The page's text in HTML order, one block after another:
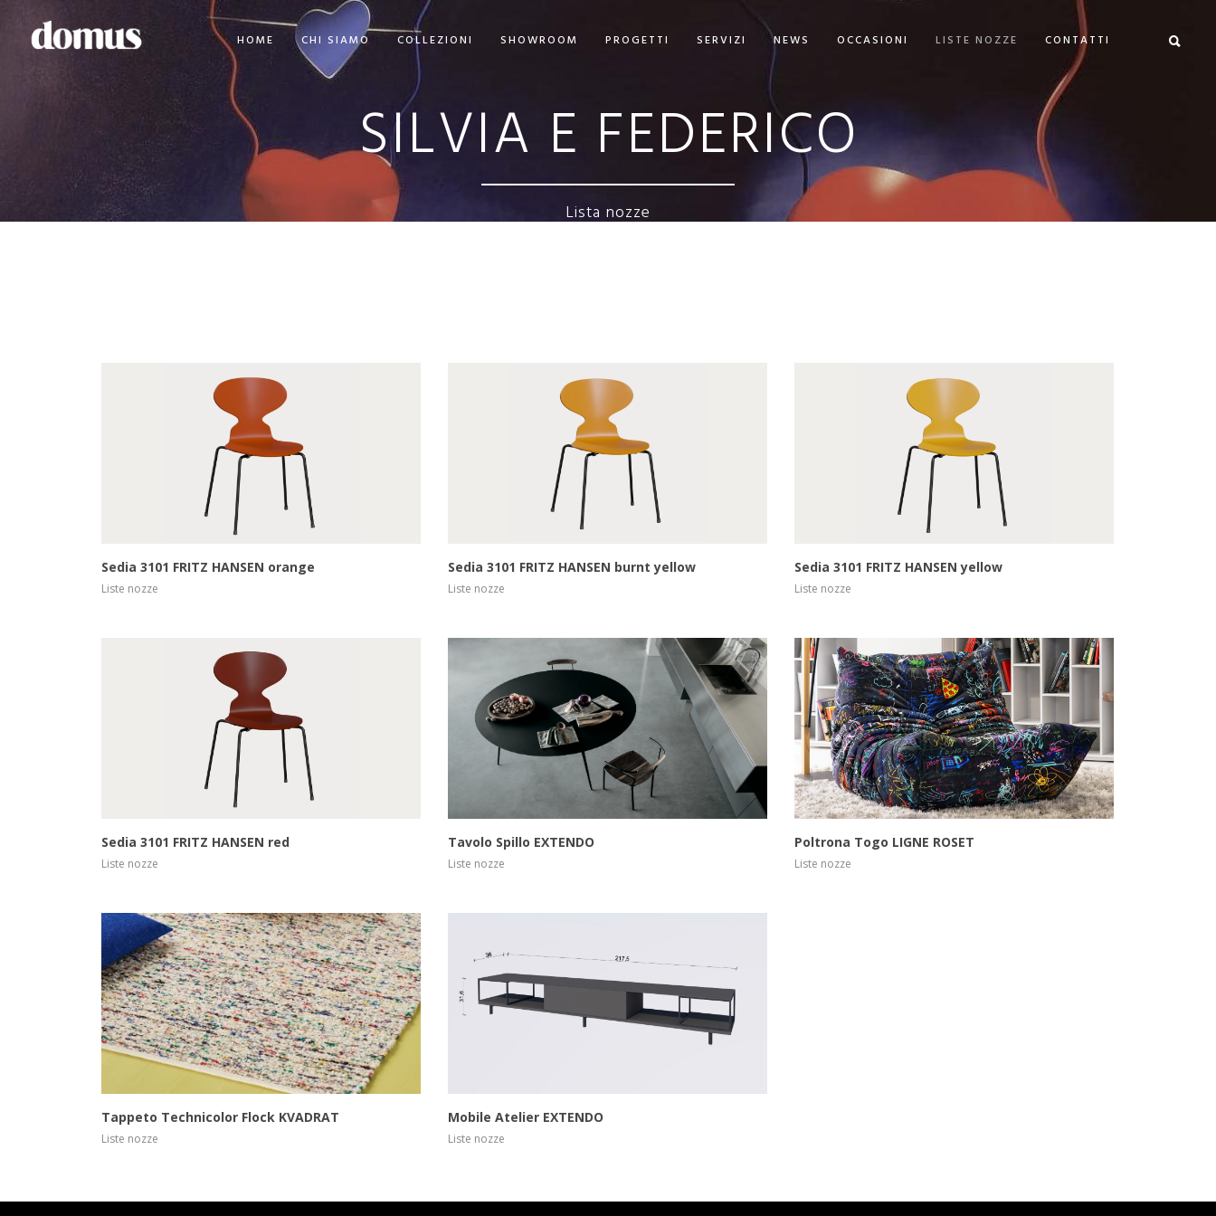
HOME CHI SIAMO COLLEZIONI SHOWROOM PROGETTI SERVIZI NEWS OCCASIONI LISTE NOZZE CONTATTI
SILVIA E FEDERICO
Lista nozze
Scopri di più
Sedia 3101 FRITZ HANSEN orange
Liste nozze
Scopri di più
Sedia 3101 FRITZ HANSEN burnt yellow
Liste nozze
Scopri di più
Sedia 3101 FRITZ HANSEN yellow
Liste nozze
Scopri di più
Sedia 3101 FRITZ HANSEN red
Liste nozze
Scopri di più
Tavolo Spillo EXTENDO
Liste nozze
Scopri di più
Poltrona Togo LIGNE ROSET
Liste nozze
Scopri di più
Tappeto Technicolor Flock KVADRAT
Liste nozze
Mobile Atelier EXTENDO
Liste nozze